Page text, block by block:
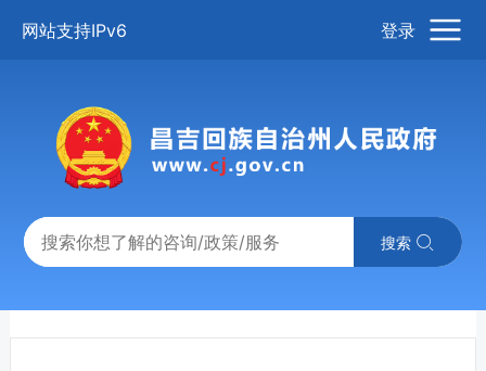
网站支持IPv6 登录
搜索